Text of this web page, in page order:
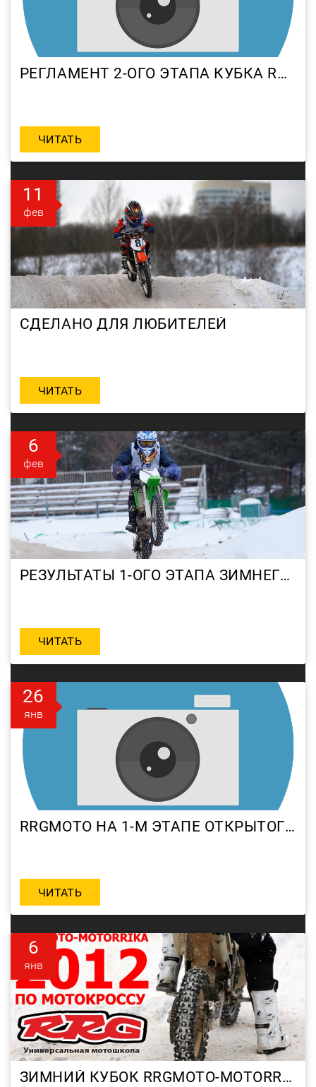
РЕГЛАМЕНТ 2-ОГО ЭТАПА КУБКА RRG-MOTORRIKA 2012, 25 ФЕВРАЛЯ
ЧИТАТЬ
11
фев
СДЕЛАНО ДЛЯ ЛЮБИТЕЛЕЙ
ЧИТАТЬ
6
фев
РЕЗУЛЬТАТЫ 1-ОГО ЭТАПА ЗИМНЕГО КУБКА RRGMOTO-MOTORRIKA ПО МОТОКРОССУ 2012
ЧИТАТЬ
26
янв
RRGMOTO НА 1-М ЭТАПЕ ОТКРЫТОГО ЗИМНЕГО ПЕРВЕНСТВА ПО МОТОКРОССУ ДОСААФ
ЧИТАТЬ
6
янв
ЗИМНИЙ КУБОК RRGMOTO-MOTORRIKA 2012 ПО МОТОКРОССУ (1-ЫЙ ЭТАП 05 ФЕВРАЛЯ)